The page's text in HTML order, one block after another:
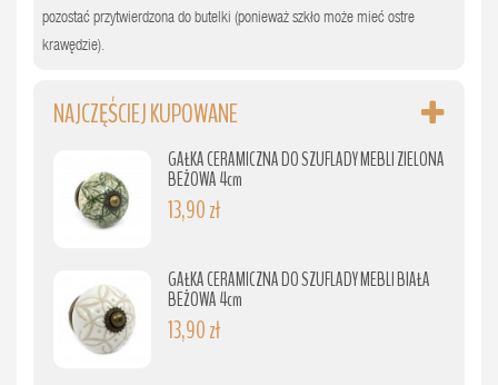
pozostać przytwierdzona do butelki (ponieważ szkło może mieć ostre
krawędzie).
NAJCZĘŚCIEJ KUPOWANE
GAŁKA CERAMICZNA DO SZUFLADY MEBLI ZIELONA
BEŻOWA 4cm
13,90 zł
GAŁKA CERAMICZNA DO SZUFLADY MEBLI BIAŁA
BEŻOWA 4cm
13,90 zł